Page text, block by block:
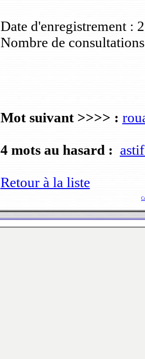
Date d'enregistrement :
Nombre de
Mot suivant >>>> :
4 mots au hasard :
Retour à la liste